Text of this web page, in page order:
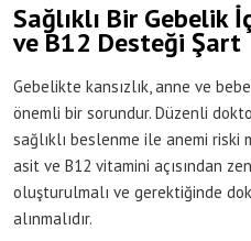
Sağlıklı Bir Gebelik
ve B12 Desteği Şart
Gebelikte kansızlık, anne ve
önemli bir sorundur. Düzenli
sağlıklı beslenme ile anemi riski
asit ve B12 vitamini açısından
oluşturulmalı ve gerektiğinde
alınmalıdır.